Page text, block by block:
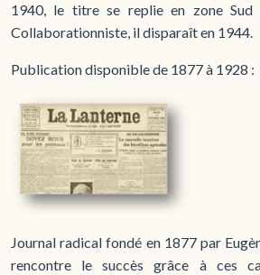
1940, le titre se replie en zone Sud
Collaborationniste, il disparaît en 1944.
Publication disponible de 1877 à 1928 :
Journal radical fondé en 1877 par
rencontre le succès grâce à ces